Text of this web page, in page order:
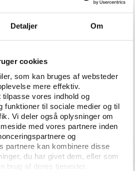
Detaljer Om
cookies
som kan bruges af websteder
mere effektiv.
vores indhold og
funktioner til sociale medier og til
Vi deler også oplysninger om
med vores partnere inden
og
partnere kan kombinere disse
du har givet dem, eller som
brug af deres tjenester.